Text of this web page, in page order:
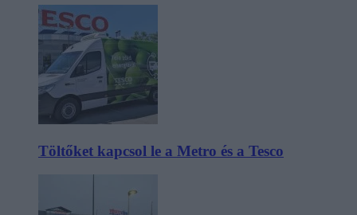
Töltőket kapcsol le a Metro és a Tesco